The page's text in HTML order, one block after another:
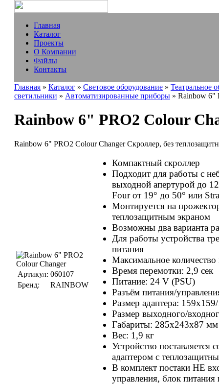
Главная
Каталог
Проекты
О Компании
Файлы
Контакты
Главная » Каталог » Световое оборудование » Театральное
светильники » Автоматизированные приборы » Rainbow 6"
Rainbow 6" PRO2 Colour
Rainbow 6" PRO2 Colour Changer Скроллер, без
Артикул: 060107
Бренд:
RAINBOW
Компактный скроллер
Подходит для работы с
выходной апертурой до
Four от 19° до 50° или
Монтируется на
теплозащитным экраном
Возможны два варианта
Для работы устройства
питания
Максимальное количество
Время перемотки: 2,9 сек
Питание: 24 V (PSU)
Разъём питания/
Размер адаптера:
Размер выходного/
Габариты: 285x243x87 мм
Вес: 1,9 кг
Устройство поставляется
адаптером с
В комплект постаки НЕ
управления, блок питания